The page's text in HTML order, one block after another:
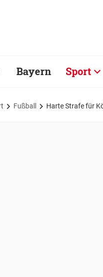
Bayern Sport
Fußball Harte Strafe für